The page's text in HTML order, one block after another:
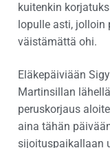
kuitenkin
lopulle asti,
väistämättä ohi.
Eläkepäiviään
Martinsillan
peruskorjaus
aina tähän
sijoituspaikallaan